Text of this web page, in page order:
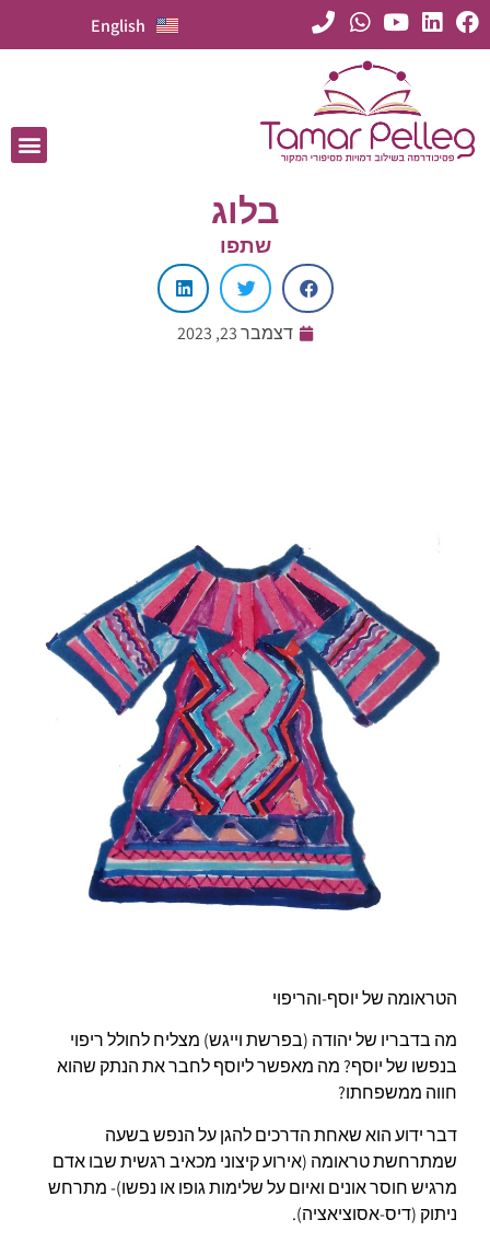
English
בלוג
שתפו
דצמבר 23, 2023
הטראומה של יוסף-והריפוי
מה בדבריו של יהודה (בפרשת וייגש) מצליח לחולל ריפוי
בנפשו של יוסף? מה מאפשר ליוסף לחבר את הנתק שהוא
חווה ממשפחתו?
דבר ידוע הוא שאחת הדרכים להגן על הנפש בשעה
שמתרחשת טראומה (אירוע קיצוני מכאיב רגשית שבו אדם
מרגיש חוסר אונים ואיום על שלימות גופו או נפשו)- מתרחש
ניתוק (דיס-אסוציאציה).